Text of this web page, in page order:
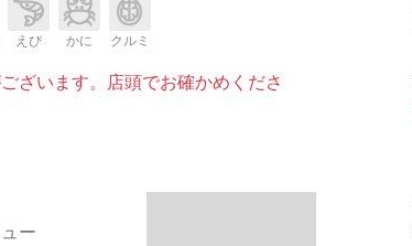
えび かに クルミ
ざいます。店頭でお確かめくださ
ー